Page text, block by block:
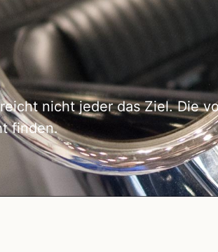
nicht jeder das Ziel. Die
finden.